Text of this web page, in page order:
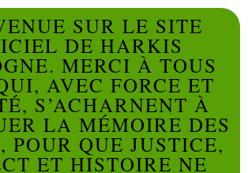
SUR LE SITE
DE HARKIS
MERCI À TOUS
AVEC FORCE ET
S’ACHARNENT À
LA MÉMOIRE DES
POUR QUE JUSTICE,
ET HISTOIRE NE